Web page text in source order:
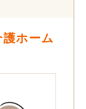
ホーム